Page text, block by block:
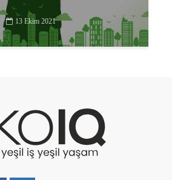
13 Ekim 2021